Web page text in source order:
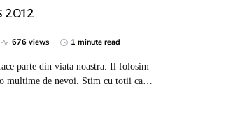
676 views 1 minute read
parte din viata noastra. Il folosim
multime de nevoi. Stim cu totii ca…